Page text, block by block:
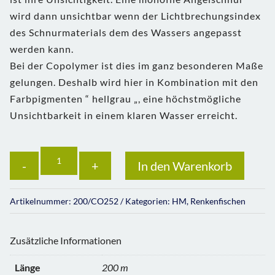
wird dann unsichtbar wenn der Lichtbrechungsindex
des Schnurmaterials dem des Wassers angepasst
werden kann.
Bei der Copolymer ist dies im ganz besonderen Maße
gelungen. Deshalb wird hier in Kombination mit den
Farbpigmenten “ hellgrau „, eine höchstmögliche
Unsichtbarkeit in einem klaren Wasser erreicht.
Anzahl
In den Warenkorb
Artikelnummer: 200/CO252 Kategorien: HM, Renkenfischen
Zusätzliche Informationen
Länge 200 m